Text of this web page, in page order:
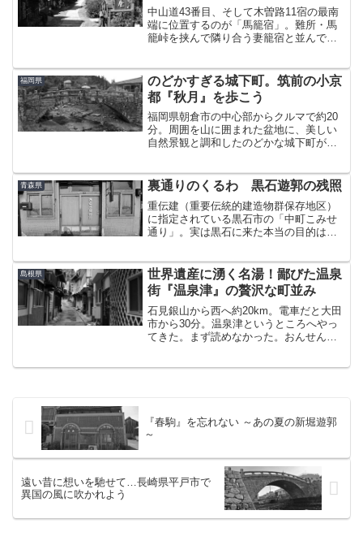
中山道43番目、そして木曽路11宿の最南
端に位置するのが「馬籠宿」。難所・馬
籠峠を挟んで隣り合う妻籠宿と並んで、
者を混同している人は結構多いと思う。
妻籠～馬籠は旧街道の...
福岡県
のどかすぎる城下町。筑前の小京
都『秋月』を歩こう
福岡県朝倉市の中心部からクルマで約20
分。周囲を山に囲まれた盆地に、美しい
自然景観と調和したのどかな城下町があ
指の景勝地として知られる場所でもあ
る。北から山越えでアク...
青森県 裏通りのくるわ 黒石遊郭の残照
重伝建（重要伝統的建造物群保存地区）
に指定されている黒石市の「中町こみせ
通り」。実は黒石に来た本当の目的は、
南端から東へ1ブロック行ったところにこ
の「中村旅館」がある。...
島根県
世界遺産に湧く名湯！鄙びた温泉
街『温泉津』の贅沢な町並み
石見銀山から西へ約20km。電車だと大田
市から30分。温泉津というところへやっ
てきた。まず読めなかった。おんせん
『春駒』を忘れない ～あの夏の新堀遊郭
～
遠い昔に想いを馳せて…長崎県平戸市で
異国の風に吹かれよう